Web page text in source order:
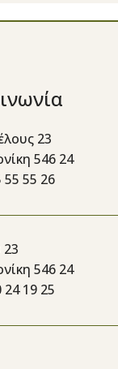
23
546 24
55 55 26
546 24
24 19 25